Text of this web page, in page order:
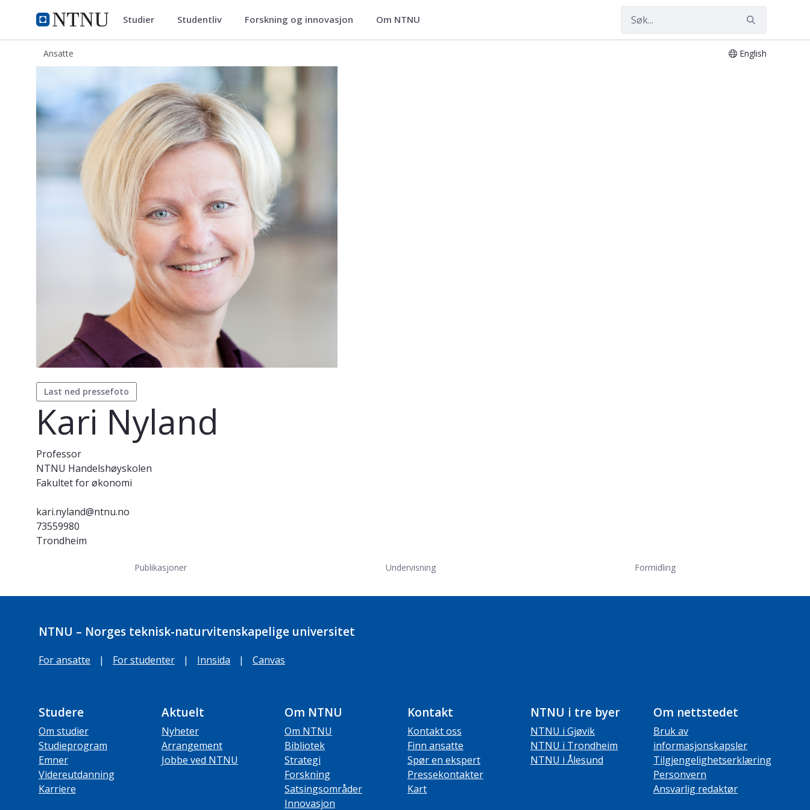
NTNU Hjemmeside
ntnu.no Studier Studentliv Forskning og innovasjon Om NTNU
Ansatte English
Last ned pressefoto
Kari Nyland
Professor
NTNU Handelshøyskolen
Fakultet for økonomi
kari.nyland@ntnu.no
73559980
Trondheim
Publikasjoner Undervisning Formidling
NTNU – Norges teknisk-naturvitenskapelige universitet
For ansatte | For studenter | Innsida | Canvas
Studere
Om studier
Studieprogram
Emner
Videreutdanning
Karriere
Aktuelt
Nyheter
Arrangement
Jobbe ved NTNU
Om NTNU
Om NTNU
Bibliotek
Strategi
Forskning
Satsingsområder
Innovasjon
Kontakt
Kontakt oss
Finn ansatte
Spør en ekspert
Pressekontakter
Kart
NTNU i tre byer
NTNU i Gjøvik
NTNU i Trondheim
NTNU i Ålesund
Om nettstedet
Bruk av
informasjonskapsler
Tilgjengelighetserklæring
Personvern
Ansvarlig redaktør